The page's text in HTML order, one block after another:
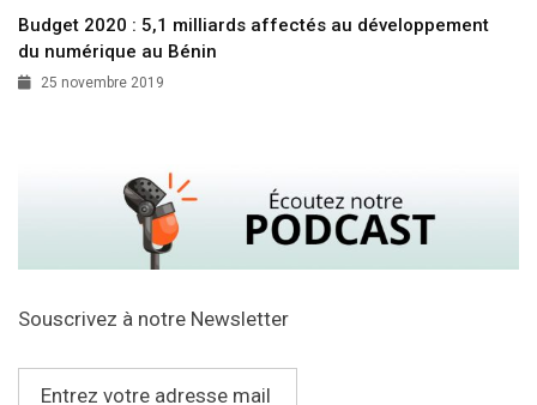
Budget 2020 : 5,1 milliards affectés au développement
du numérique au Bénin
25 novembre 2019
Souscrivez à notre Newsletter